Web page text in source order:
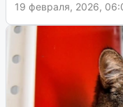
19 февраля, 2026,